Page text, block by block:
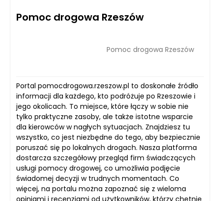
Pomoc drogowa Rzeszów
Pomoc drogowa Rzeszów
Portal pomocdrogowa.rzeszow.pl to doskonałe źródło
informacji dla każdego, kto podróżuje po Rzeszowie i
jego okolicach. To miejsce, które łączy w sobie nie
tylko praktyczne zasoby, ale także istotne wsparcie
dla kierowców w nagłych sytuacjach. Znajdziesz tu
wszystko, co jest niezbędne do tego, aby bezpiecznie
poruszać się po lokalnych drogach. Nasza platforma
dostarcza szczegółowy przegląd firm świadczących
usługi pomocy drogowej, co umożliwia podjęcie
świadomej decyzji w trudnych momentach. Co
więcej, na portalu można zapoznać się z wieloma
opiniami i recenzjami od użytkowników, którzy chętnie